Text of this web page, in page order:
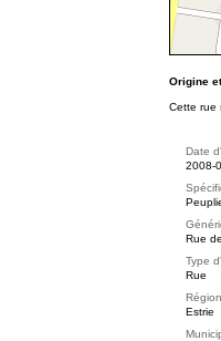
Origine
Cette rue
Date
2008-
Rue
Type
Rue
Estrie